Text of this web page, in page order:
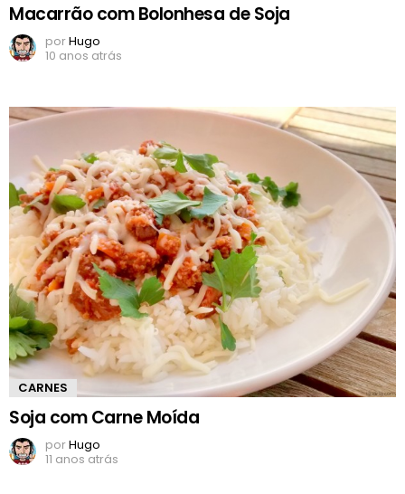
Macarrão com Bolonhesa de Soja
porHugo
10 anos atrás
CARNES
Soja com Carne Moída
porHugo
11 anos atrás